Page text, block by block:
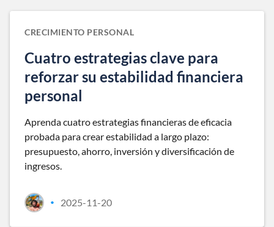
CRECIMIENTO PERSONAL
Cuatro estrategias clave para
reforzar su estabilidad financiera
personal
Aprenda cuatro estrategias financieras de eficacia
probada para crear estabilidad a largo plazo:
presupuesto, ahorro, inversión y diversificación de
ingresos.
• 2025-11-20